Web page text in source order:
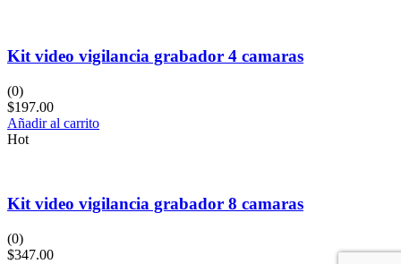
Kit video vigilancia grabador 4 camaras
(0)
$197.00
Añadir al carrito
Hot
Kit video vigilancia grabador 8 camaras
(0)
$347.00